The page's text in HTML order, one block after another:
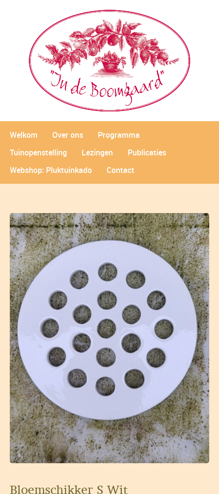
Welkom Over ons
Programma
Tuinopenstelling
Lezingen
Publicaties
Webshop: Pluktuinkado
Contact
Bloemschikker S Wit